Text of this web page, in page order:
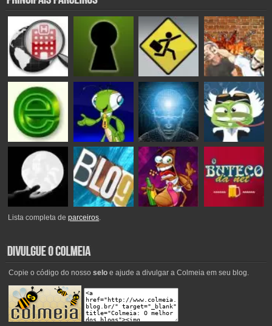
Lista completa deparceiros.
Copie o código do nosso seloe ajude a divulgar a Colmeia em seu blog.